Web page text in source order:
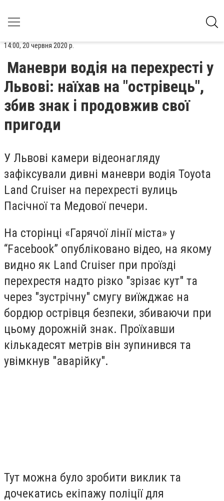
14:00, 20 червня 2020 р.
Маневри водія на перехресті у
Львові: наїхав на "острівець",
збив знак і продовжив свої
пригоди
У Львові камери відеонагляду
зафіксували дивні маневри водія Toyota
Land Cruiser на перехресті вулиць
Пасічної та Медової печери.
На сторінці «Гарячої лінії міста» у
“Facebook” опубліковано відео, на якому
видно як Land Cruiser при проїзді
перехрестя надто різко "зрізає кут" та
через "зустрічну" смугу виїжджає на
бордюр острівця безпеки, збиваючи при
цьому дорожній знак. Проїхавши
кількадесят метрів він зупинився та
увімкнув "аварійку".
Тут можна було зробити виклик та
дочекатись екіпажу поліції для